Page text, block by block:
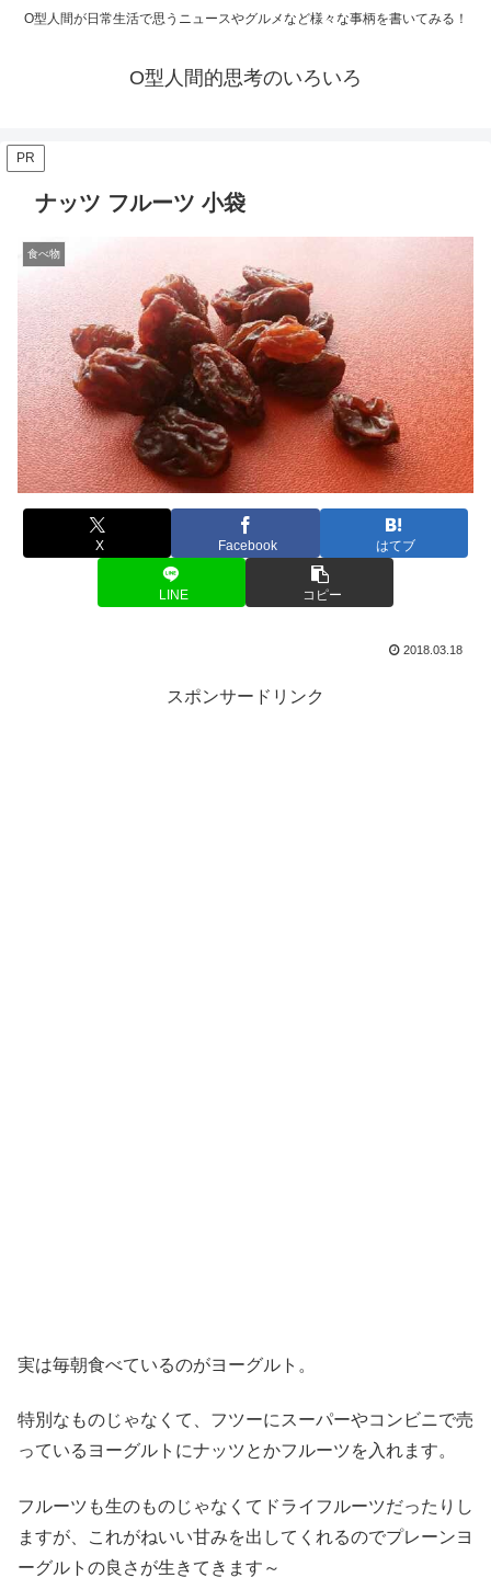
O型人間が日常生活で思うニュースやグルメなど様々な事柄を書いてみる！
O型人間的思考のいろいろ
PR
ナッツ フルーツ 小袋
食べ物
X Facebook はてブ
LINE コピー
2018.03.18
スポンサードリンク
実は毎朝食べているのがヨーグルト。
特別なものじゃなくて、フツーにスーパーやコンビニで売
っているヨーグルトにナッツとかフルーツを入れます。
フルーツも生のものじゃなくてドライフルーツだったりし
ますが、これがねいい甘みを出してくれるのでプレーンヨ
ーグルトの良さが生きてきます～